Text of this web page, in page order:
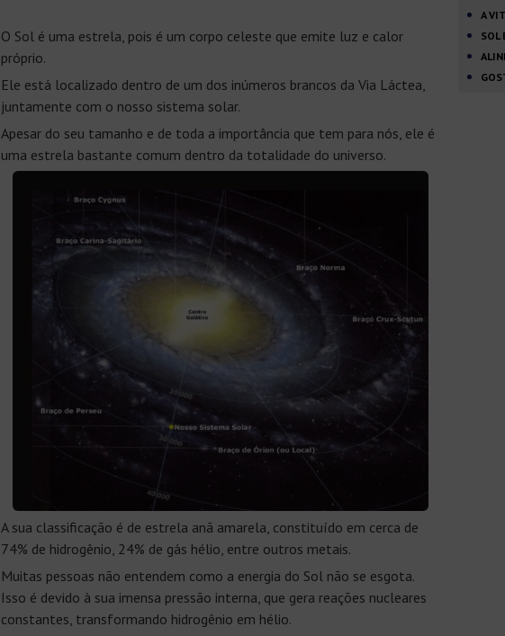
O Sol é uma estrela, pois é um corpo celeste que emite luz e calor
próprio.
Ele está localizado dentro de um dos inúmeros brancos da Via Láctea,
juntamente com o nosso sistema solar.
Apesar do seu tamanho e de toda a importância que tem para nós, ele é
uma estrela bastante comum dentro da totalidade do universo.
A sua classificação é de estrela anã amarela, constituído em cerca de
74% de hidrogênio, 24% de gás hélio, entre outros metais.
Muitas pessoas não entendem como a energia do Sol não se esgota.
Isso é devido à sua imensa pressão interna, que gera reações nucleares
constantes, transformando hidrogênio em hélio.
A
SOL